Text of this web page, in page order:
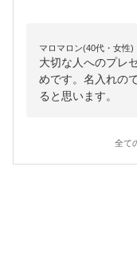
マロマロン(40代・女性)
大切な人へのプレ
めです。名入れの
ると思います。
全て